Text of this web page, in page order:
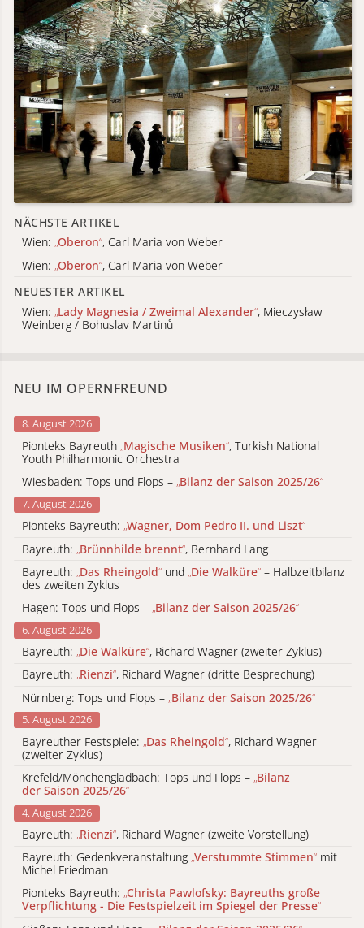
NÄCHSTE ARTIKEL
Wien: „Oberon“, Carl Maria von Weber
Wien: „Oberon“, Carl Maria von Weber
NEUESTER ARTIKEL
Wien: „Lady Magnesia / Zweimal Alexander“, Mieczysław
Weinberg / Bohuslav Martinů
NEU IM OPERNFREUND
8. August 2026
Pionteks Bayreuth „Magische Musiken“, Turkish National
Youth Philharmonic Orchestra
Wiesbaden: Tops und Flops – „Bilanz der Saison 2025/26“
7. August 2026
Pionteks Bayreuth: „Wagner, Dom Pedro II. und Liszt“
Bayreuth: „Brünnhilde brennt“, Bernhard Lang
Bayreuth: „Das Rheingold“ und „Die Walküre“ – Halbzeitbilanz
des zweiten Zyklus
Hagen: Tops und Flops – „Bilanz der Saison 2025/26“
6. August 2026
Bayreuth: „Die Walküre“, Richard Wagner (zweiter Zyklus)
Bayreuth: „Rienzi“, Richard Wagner (dritte Besprechung)
Nürnberg: Tops und Flops – „Bilanz der Saison 2025/26“
5. August 2026
Bayreuther Festspiele: „Das Rheingold“, Richard Wagner
(zweiter Zyklus)
Krefeld/Mönchengladbach: Tops und Flops – „Bilanz
der Saison 2025/26“
4. August 2026
Bayreuth: „Rienzi“, Richard Wagner (zweite Vorstellung)
Bayreuth: Gedenkveranstaltung „Verstummte Stimmen“ mit
Michel Friedman
Pionteks Bayreuth: „Christa Pawlofsky: Bayreuths große
Verpflichtung - Die Festspielzeit im Spiegel der Presse“